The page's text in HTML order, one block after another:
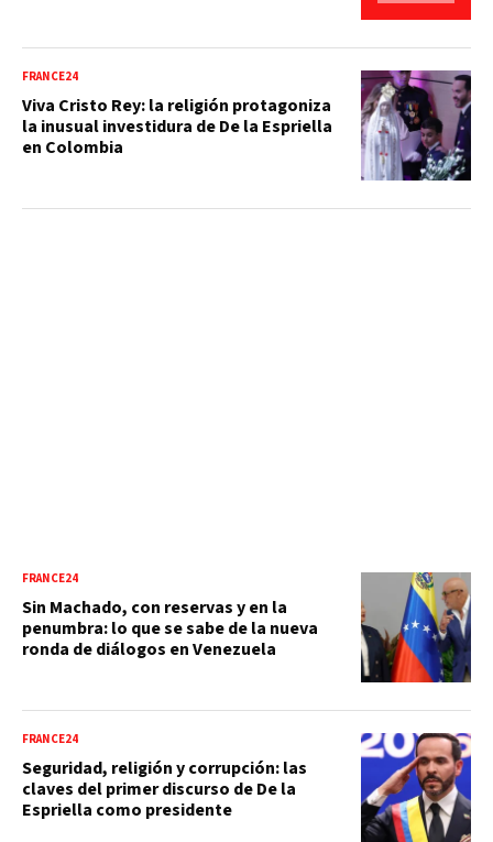
FRANCE24
Viva Cristo Rey: la religión protagoniza
la inusual investidura de De la Espriella
en Colombia
FRANCE24
Sin Machado, con reservas y en la
penumbra: lo que se sabe de la nueva
ronda de diálogos en Venezuela
FRANCE24
Seguridad, religión y corrupción: las
claves del primer discurso de De la
Espriella como presidente